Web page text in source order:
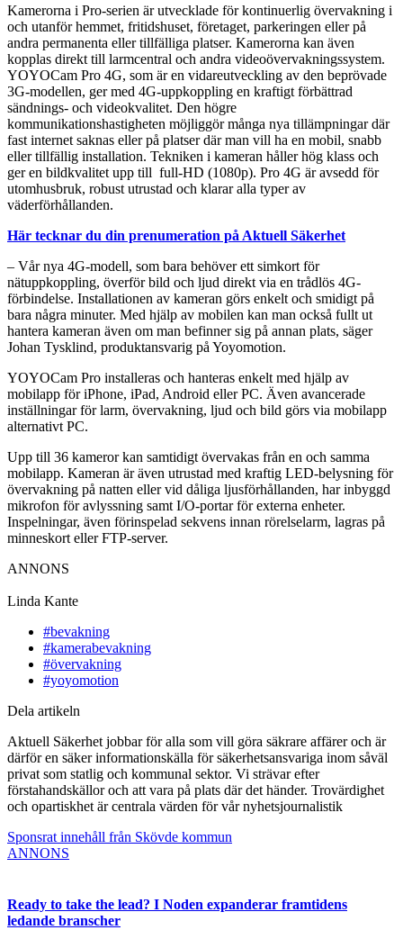
Kamerorna i Pro-serien är utvecklade för kontinuerlig övervakning i
och utanför hemmet, fritidshuset, företaget, parkeringen eller på
andra permanenta eller tillfälliga platser. Kamerorna kan även
kopplas direkt till larmcentral och andra videoövervakningssystem.
YOYOCam Pro 4G, som är en vidareutveckling av den beprövade
3G-modellen, ger med 4G-uppkoppling en kraftigt förbättrad
sändnings- och videokvalitet. Den högre
kommunikationshastigheten möjliggör många nya tillämpningar där
fast internet saknas eller på platser där man vill ha en mobil, snabb
eller tillfällig installation. Tekniken i kameran håller hög klass och
ger en bildkvalitet upp till full-HD (1080p). Pro 4G är avsedd för
utomhusbruk, robust utrustad och klarar alla typer av
väderförhållanden.
Här tecknar du din prenumeration på Aktuell Säkerhet
– Vår nya 4G-modell, som bara behöver ett simkort för
nätuppkoppling, överför bild och ljud direkt via en trådlös 4G-
förbindelse. Installationen av kameran görs enkelt och smidigt på
bara några minuter. Med hjälp av mobilen kan man också fullt ut
hantera kameran även om man befinner sig på annan plats, säger
Johan Tysklind, produktansvarig på Yoyomotion.
YOYOCam Pro installeras och hanteras enkelt med hjälp av
mobilapp för iPhone, iPad, Android eller PC. Även avancerade
inställningar för larm, övervakning, ljud och bild görs via mobilapp
alternativt PC.
Upp till 36 kameror kan samtidigt övervakas från en och samma
mobilapp. Kameran är även utrustad med kraftig LED-belysning för
övervakning på natten eller vid dåliga ljusförhållanden, har inbyggd
mikrofon för avlyssning samt I/O-portar för externa enheter.
Inspelningar, även förinspelad sekvens innan rörelselarm, lagras på
minneskort eller FTP-server.
ANNONS
Linda Kante
#bevakning
#kamerabevakning
#övervakning
#yoyomotion
Dela artikeln
Aktuell Säkerhet jobbar för alla som vill göra säkrare affärer och är
därför en säker informationskälla för säkerhetsansvariga inom såväl
privat som statlig och kommunal sektor. Vi strävar efter
förstahandskällor och att vara på plats där det händer. Trovärdighet
och opartiskhet är centrala värden för vår nyhetsjournalistik
Sponsrat innehåll från Skövde kommun
ANNONS
Ready to take the lead? I Noden expanderar framtidens
ledande branscher